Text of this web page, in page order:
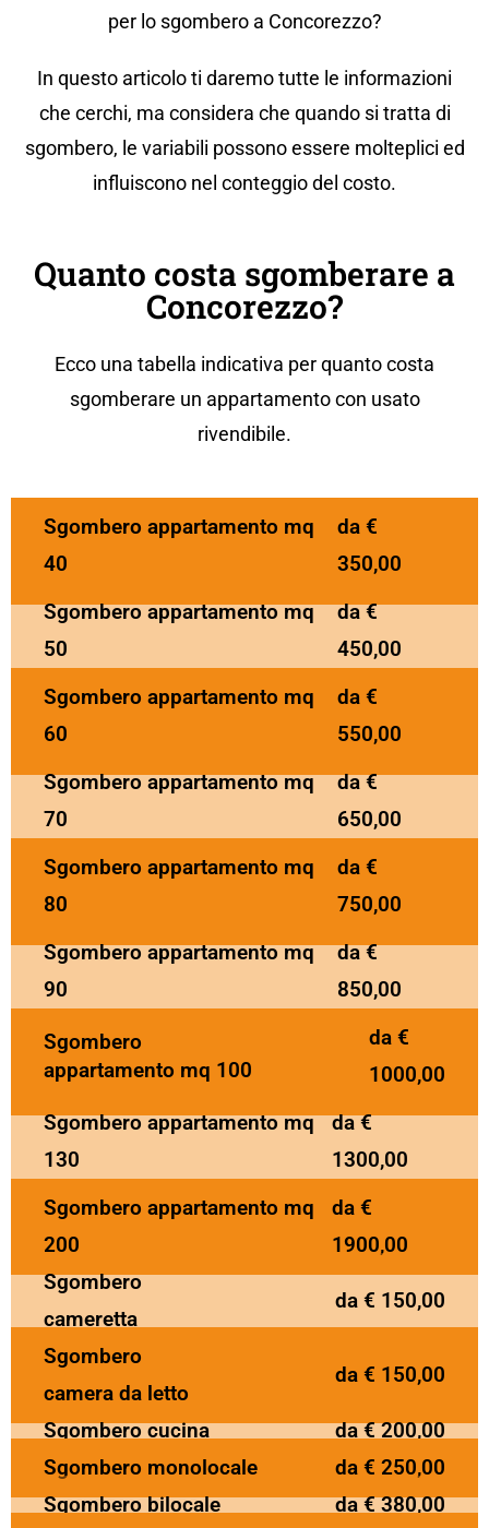
per lo sgombero a Concorezzo?
In questo articolo ti daremo tutte le informazioni
che cerchi, ma considera che quando si tratta di
sgombero, le variabili possono essere molteplici ed
influiscono nel conteggio del costo.
Quanto costa sgomberare a
Concorezzo?
Ecco una tabella indicativa perquanto costa
sgomberare un appartamentocon usato
rivendibile.
Sgombero appartamento mq
40
da €
350,00
Sgombero appartamento mq
50
da €
450,00
Sgombero appartamento mq
60
da €
550,00
Sgombero appartamento mq
70
da €
650,00
Sgombero appartamento mq
80
da €
750,00
Sgombero appartamento mq
90
da €
850,00
Sgombero
appartamento mq 100
da €
1000,00
Sgombero appartamento mq
130
da €
1300,00
Sgombero appartamento mq
200
da €
1900,00
Sgombero
cameretta
da € 150,00
Sgombero
camera da letto
da € 150,00
Sgombero cucina
da € 200,00
Sgombero monolocale
da € 250,00
Sgombero bilocale
da € 380,00